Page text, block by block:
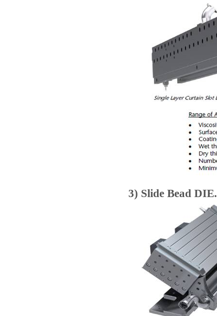
3) Slide Bead DIE.